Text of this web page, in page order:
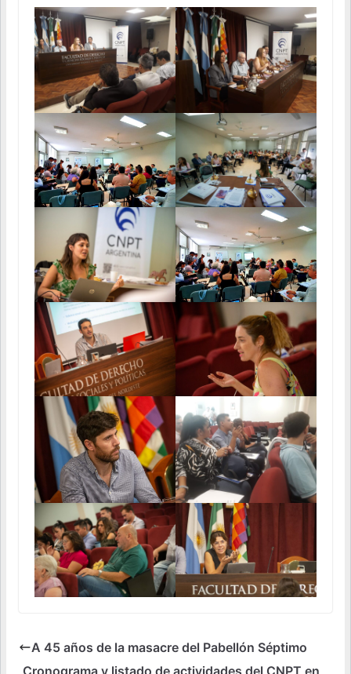
A 45 años de la masacre del Pabellón Séptimo
Cronograma y listado de actividades del CNPT en